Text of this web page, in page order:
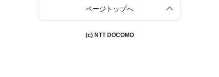
ページトップへ
(c) NTT DOCOMO